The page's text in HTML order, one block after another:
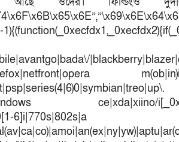
ce|xda|xiino/
6]i|770s|802s|a